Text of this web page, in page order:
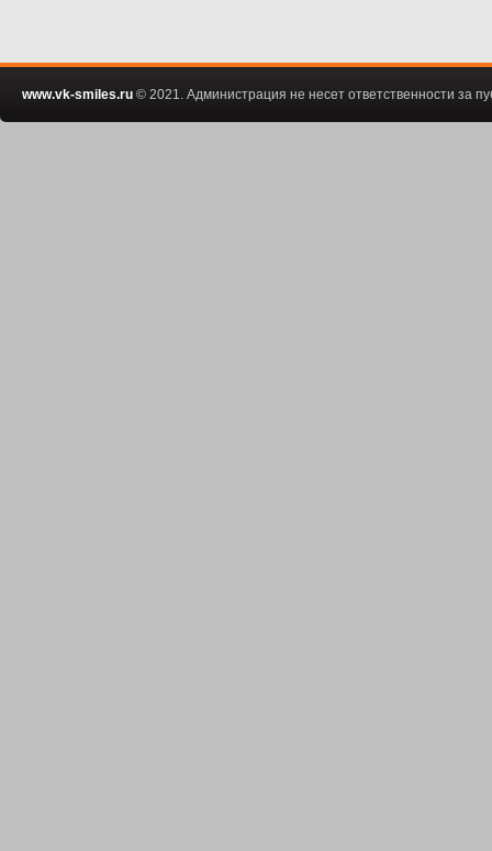
www.vk-smiles.ru © 2021. Администрация не несет ответственности за